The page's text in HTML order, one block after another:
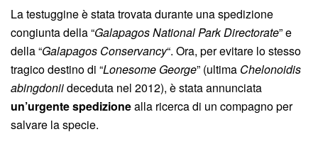
La testuggine è stata trovata durante una spedizione
congiunta della “Galapagos National Park Directorate” e
della “Galapagos Conservancy“. Ora, per evitare lo stesso
tragico destino di “Lonesome George” (ultima Chelonoidis
abingdoniideceduta nel 2012), è stata annunciata
un’urgente spedizionealla ricerca di un compagno per
salvare la specie.